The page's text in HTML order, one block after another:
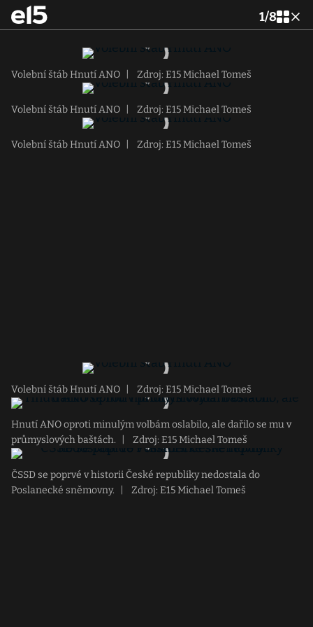
1/8
Volební štáb Hnutí ANO Zdroj: E15 Michael Tomeš
Volební štáb Hnutí ANO Zdroj: E15 Michael Tomeš
Volební štáb Hnutí ANO Zdroj: E15 Michael Tomeš
Volební štáb Hnutí ANO Zdroj: E15 Michael Tomeš
Hnutí ANO oproti minulým volbám oslabilo, ale dařilo se mu v
průmyslových baštách.
Zdroj: E15 Michael Tomeš
ČSSD se poprvé v historii České republiky nedostala do
Poslanecké sněmovny.
Zdroj: E15 Michael Tomeš